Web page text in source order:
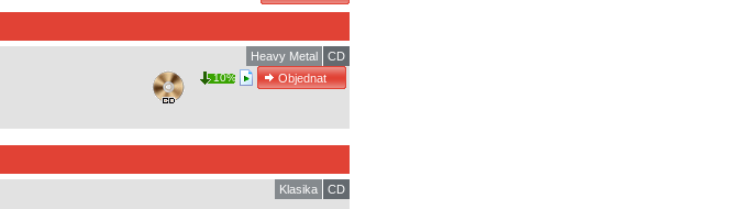
CD
Heavy Metal
10%
CD
Klasika